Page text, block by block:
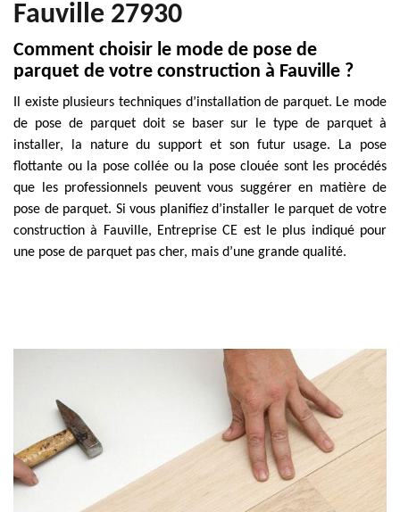
Fauville 27930
Comment choisir le mode de pose de
parquet de votre construction à Fauville ?
Il existe plusieurs techniques d’installation de parquet. Le mode
de pose de parquet doit se baser sur le type de parquet à
installer, la nature du support et son futur usage. La pose
flottante ou la pose collée ou la pose clouée sont les procédés
que les professionnels peuvent vous suggérer en matière de
pose de parquet. Si vous planifiez d’installer le parquet de votre
construction à Fauville, Entreprise CE est le plus indiqué pour
une pose de parquet pas cher, mais d’une grande qualité.